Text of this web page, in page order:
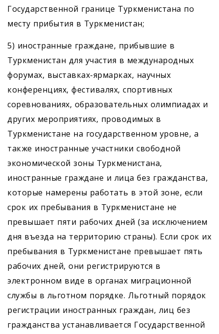
Государственной границе Туркменистана по
месту прибытия в Туркменистан;
5) иностранные граждане, прибывшие в
Туркменистан для участия в международных
форумах, выставках-ярмарках, научных
конференциях, фестивалях, спортивных
соревнованиях, образовательных олимпиадах и
других мероприятиях, проводимых в
Туркменистане на государственном уровне, а
также иностранные участники свободной
экономической зоны Туркменистана,
иностранные граждане и лица без гражданства,
которые намерены работать в этой зоне, если
срок их пребывания в Туркменистане не
превышает пяти рабочих дней (за исключением
дня въезда на территорию страны). Если срок их
пребывания в Туркменистане превышает пять
рабочих дней, они регистрируются в
электронном виде в органах миграционной
службы в льготном порядке. Льготный порядок
регистрации иностранных граждан, лиц без
гражданства устанавливается Государственной